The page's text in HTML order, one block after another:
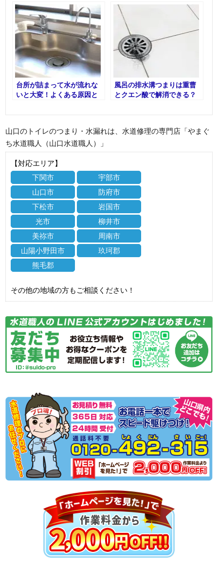
う！
台所が詰まって水が流れな
いと大変！よくある原因と
風呂の排水溝つまりは重曹
とクエン酸で解消できる？
山口のトイレのつまり・水漏れは、水道修理の専門店「やまぐ
ち水道職人（山口水道職人）」
【対応エリア】
下関市
宇部市
山口市
防府市
下松市
岩国市
光市
柳井市
美祢市
周南市
山陽小野田市
玖珂郡
熊毛郡
その他の地域の方もご相談ください！